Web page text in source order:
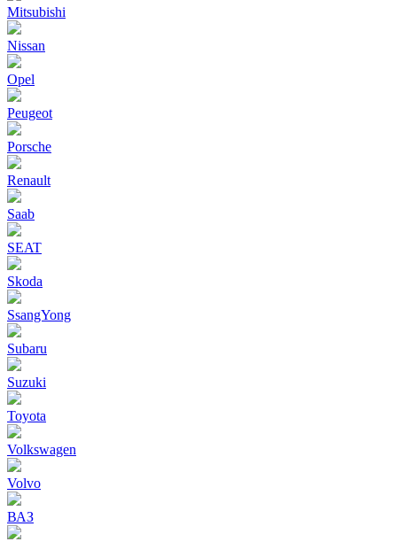
Mitsubishi
Nissan
Opel
Peugeot
Porsche
Renault
Saab
SEAT
Skoda
SsangYong
Subaru
Suzuki
Toyota
Volkswagen
Volvo
ВАЗ